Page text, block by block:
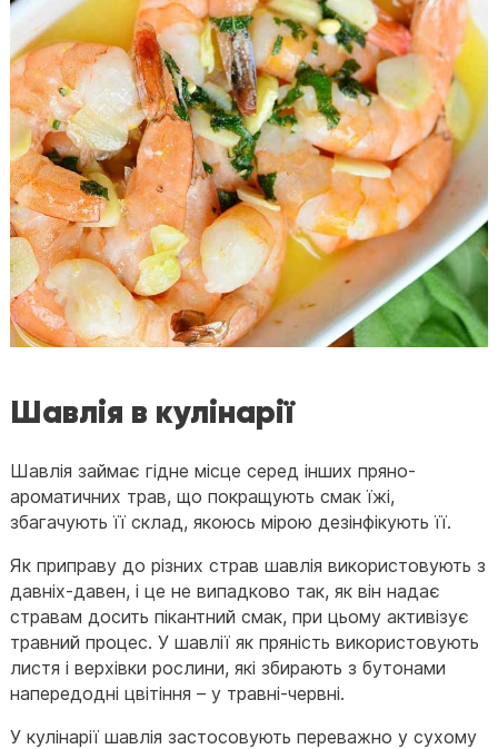
Шавлія в кулінарії
Шавлія займає гідне місце серед інших пряно-
ароматичних трав, що покращують смак їжі,
збагачують її склад, якоюсь мірою дезінфікують її.
Як приправу до різних страв шавлія використовують з
давніх-давен, і це не випадково так, як він надає
стравам досить пікантний смак, при цьому активізує
травний процес. У шавлії як пряність використовують
листя і верхівки рослини, які збирають з бутонами
напередодні цвітіння – у травні-червні.
У кулінарії шавлія застосовують переважно у сухому